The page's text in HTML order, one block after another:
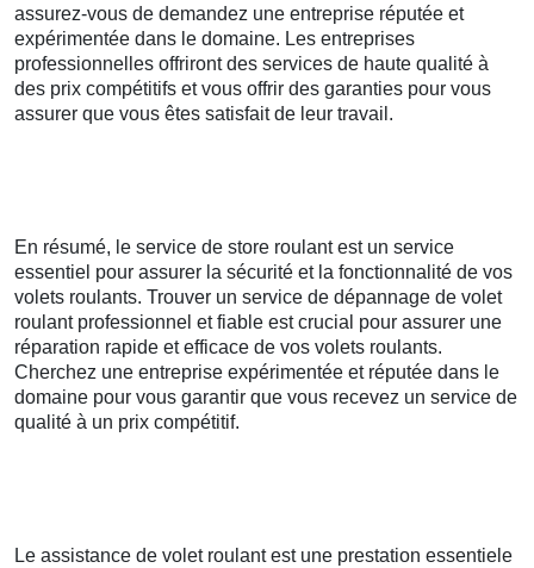
assurez-vous de demandez une entreprise réputée et
expérimentée dans le domaine. Les entreprises
professionnelles offriront des services de haute qualité à
des prix compétitifs et vous offrir des garanties pour vous
assurer que vous êtes satisfait de leur travail.
En résumé, le service de store roulant est un service
essentiel pour assurer la sécurité et la fonctionnalité de vos
volets roulants. Trouver un service de dépannage de volet
roulant professionnel et fiable est crucial pour assurer une
réparation rapide et efficace de vos volets roulants.
Cherchez une entreprise expérimentée et réputée dans le
domaine pour vous garantir que vous recevez un service de
qualité à un prix compétitif.
Le assistance de volet roulant est une prestation essentiele